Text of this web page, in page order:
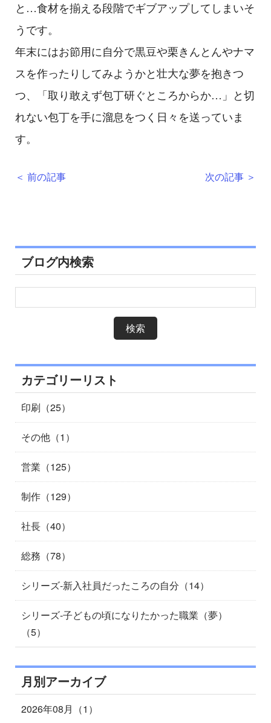
と…食材を揃える段階でギブアップしてしまいそ
うです。
年末にはお節用に自分で黒豆や栗きんとんやナマ
スを作ったりしてみようかと壮大な夢を抱きつ
つ、「取り敢えず包丁研ぐところからか…」と切
れない包丁を手に溜息をつく日々を送っていま
す。
＜ 前の記事 次の記事 ＞
ブログ内検索
カテゴリーリスト
印刷（25）
その他（1）
営業（125）
制作（129）
社長（40）
総務（78）
シリーズ-新入社員だったころの自分（14）
シリーズ-子どもの頃になりたかった職業（夢）
（5）
月別アーカイブ
2026年08月（1）